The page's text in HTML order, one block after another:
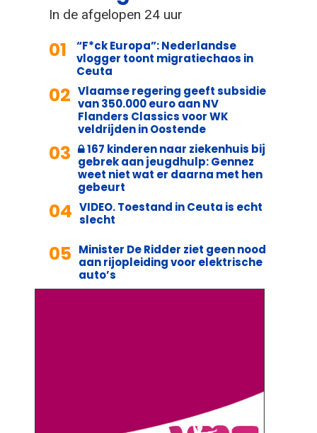
In de afgelopen 24 uur
01
“F*ck Europa”: Nederlandse
vlogger toont migratiechaos in
Ceuta
02 Vlaamse regering geeft subsidie
van 350.000 euro aan NV
Flanders Classics voor WK
veldrijden in Oostende
03
167 kinderen naar ziekenhuis bij
gebrek aan jeugdhulp: Gennez
weet niet wat er daarna met hen
gebeurt
04 VIDEO. Toestand in Ceuta is echt
slecht
05 Minister De Ridder ziet geen nood
aan rijopleiding voor elektrische
auto’s